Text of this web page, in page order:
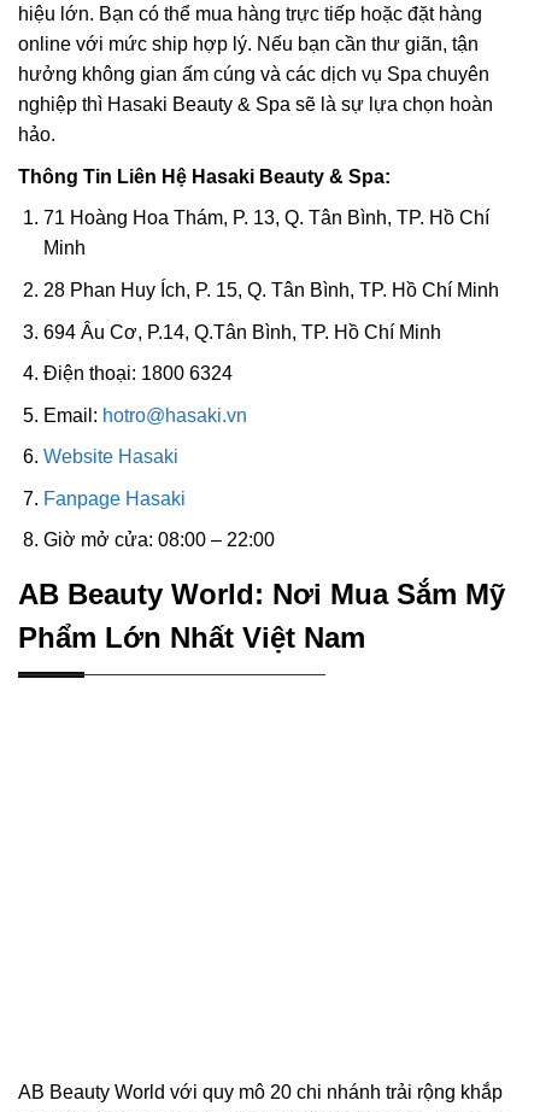
hiệu lớn. Bạn có thể mua hàng trực tiếp hoặc đặt hàng
online với mức ship hợp lý. Nếu bạn cần thư giãn, tận
hưởng không gian ấm cúng và các dịch vụ Spa chuyên
nghiệp thì Hasaki Beauty & Spa sẽ là sự lựa chọn hoàn
hảo.
Thông Tin Liên Hệ Hasaki Beauty & Spa:
71 Hoàng Hoa Thám, P. 13, Q. Tân Bình, TP. Hồ Chí
Minh
28 Phan Huy Ích, P. 15, Q. Tân Bình, TP. Hồ Chí Minh
694 Âu Cơ, P.14, Q.Tân Bình, TP. Hồ Chí Minh
Điện thoại: 1800 6324
Email: hotro@hasaki.vn
Website Hasaki
Fanpage Hasaki
Giờ mở cửa: 08:00 – 22:00
AB Beauty World: Nơi Mua Sắm Mỹ
Phẩm Lớn Nhất Việt Nam
AB Beauty World với quy mô 20 chi nhánh trải rộng khắp